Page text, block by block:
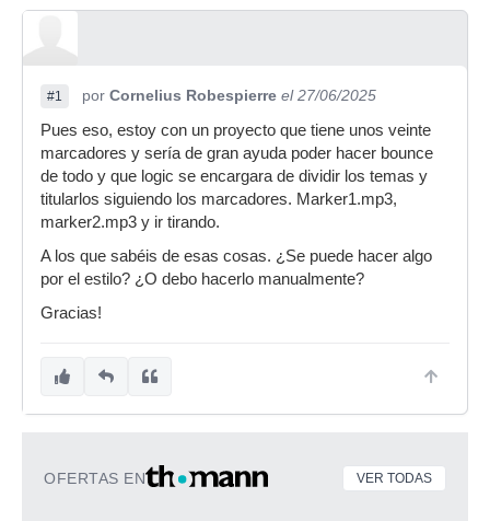
#1 por Cornelius Robespierre el 27/06/2025
Pues eso, estoy con un proyecto que tiene unos veinte
marcadores y sería de gran ayuda poder hacer bounce
de todo y que logic se encargara de dividir los temas y
titularlos siguiendo los marcadores. Marker1.mp3,
marker2.mp3 y ir tirando.
A los que sabéis de esas cosas. ¿Se puede hacer algo
por el estilo? ¿O debo hacerlo manualmente?
Gracias!
OFERTAS EN VER TODAS